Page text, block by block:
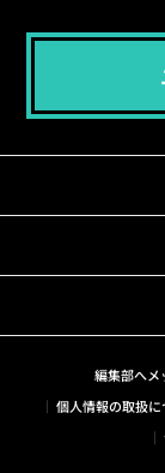
編集部へメ
個人情報の取扱に